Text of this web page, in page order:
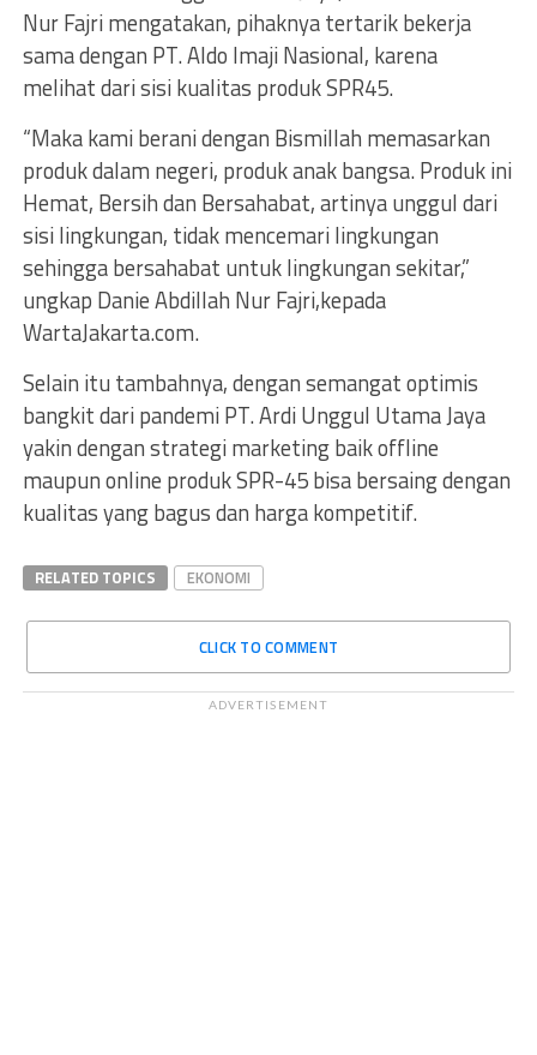
Nur Fajri mengatakan, pihaknya tertarik bekerja
sama dengan PT. Aldo Imaji Nasional, karena
melihat dari sisi kualitas produk SPR45.
“Maka kami berani dengan Bismillah memasarkan
produk dalam negeri, produk anak bangsa. Produk ini
Hemat, Bersih dan Bersahabat, artinya unggul dari
sisi lingkungan, tidak mencemari lingkungan
sehingga bersahabat untuk lingkungan sekitar,”
ungkap Danie Abdillah Nur Fajri,kepada
WartaJakarta.com.
Selain itu tambahnya, dengan semangat optimis
bangkit dari pandemi PT. Ardi Unggul Utama Jaya
yakin dengan strategi marketing baik offline
maupun online produk SPR-45 bisa bersaing dengan
kualitas yang bagus dan harga kompetitif.
RELATED TOPICS EKONOMI
CLICK TO COMMENT
ADVERTISEMENT